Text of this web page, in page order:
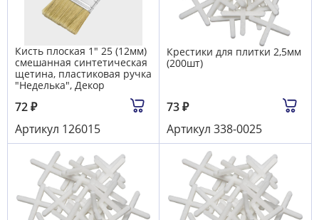
Кисть плоская 1" 25 (12мм)
смешанная синтетическая
щетина, пластиковая ручка
"Неделька", Декор
72₽
Артикул 126015
Крестики для плитки 2,5мм
(200шт)
73₽
Артикул 338-0025